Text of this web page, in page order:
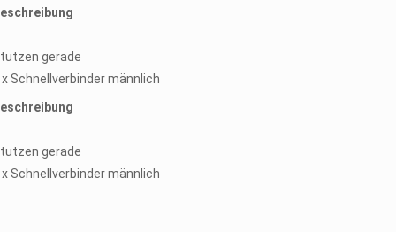
gerade
x Schnellverbinder männlich
gerade
x Schnellverbinder männlich